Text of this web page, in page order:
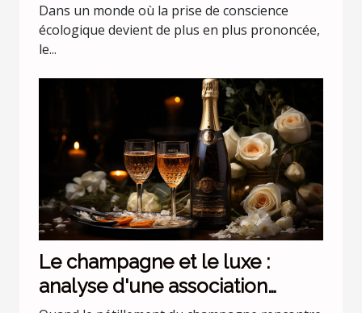
Dans un monde où la prise de conscience
écologique devient de plus en plus prononcée,
le...
Le champagne et le luxe :
analyse d'une association